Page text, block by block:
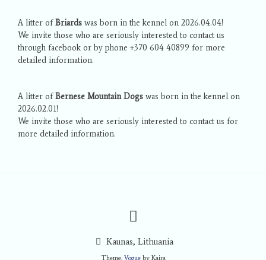
A litter ofBriards was born in the kennel on 2026.04.04!
We invite those who are seriously interested to contact us
through facebook or by phone +370 604 40899 for more
detailed information.
A litter ofBernese Mountain Dogs was born in the kennel on
2026.02.01!
We invite those who are seriously interested to contact us for
more detailed information.
Kaunas, Lithuania
Theme: Vogueby Kaira